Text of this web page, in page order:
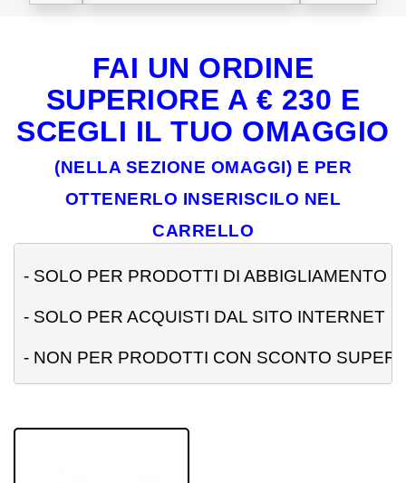
FAI UN ORDINE
SUPERIORE A € 230 E
SCEGLI IL TUO OMAGGIO
(NELLA SEZIONE OMAGGI) E PER
OTTENERLO INSERISCILO NEL
CARRELLO
- SOLO PER PRODOTTI DI ABBIGLIAMENTO
- SOLO PER ACQUISTI DAL SITO INTERNET
- NON PER PRODOTTI CON SCONTO